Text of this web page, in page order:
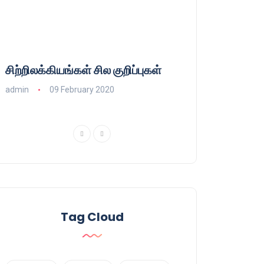
சிற்றிலக்கியங்கள் சில குறிப்புகள்
admin 09 February 2020
Tag Cloud